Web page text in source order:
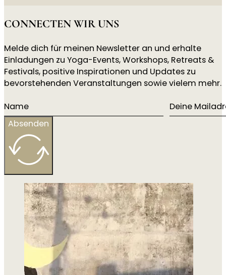
CONNECTEN WIR UNS
Melde dich für meinen Newsletter an und erhalte
Einladungen zu Yoga-Events, Workshops, Retreats &
Festivals, positive Inspirationen und Updates zu
bevorstehenden Veranstaltungen sowie vielem mehr.
Absenden